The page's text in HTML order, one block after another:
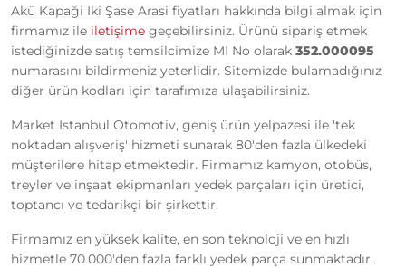
Akü Kapaği İki Şase Arasi fiyatları hakkında bilgi almak için
firmamız ile iletişime geçebilirsiniz. Ürünü sipariş etmek
istediğinizde satış temsilcimize MI No olarak 352.000095
numarasını bildirmeniz yeterlidir. Sitemizde bulamadığınız
diğer ürün kodları için tarafımıza ulaşabilirsiniz.
Market Istanbul Otomotiv, geniş ürün yelpazesi ile 'tek
noktadan alışveriş' hizmeti sunarak 80'den fazla ülkedeki
müşterilere hitap etmektedir. Firmamız kamyon, otobüs,
treyler ve inşaat ekipmanları yedek parçaları için üretici,
toptancı ve tedarikçi bir şirkettir.
Firmamız en yüksek kalite, en son teknoloji ve en hızlı
hizmetle 70.000'den fazla farklı yedek parça sunmaktadır.